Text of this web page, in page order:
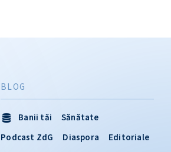
BLOG
Banii tăi
Sănătate
Podcast ZdG
Diaspora
Editoriale